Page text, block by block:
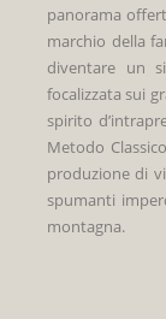
panorama
marchio della
diventare un
focalizzata sui
spirito
Metodo
produzione di
spumanti
montagna.